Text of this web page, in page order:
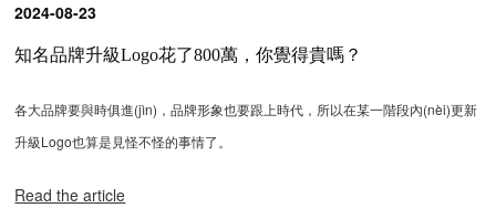
2024-08-23
知名品牌升級Logo花了800萬，你覺得貴嗎？
各大品牌要與時俱進(jìn)，品牌形象也要跟上時代，所以在某一階段內(nèi)更新
升級Logo也算是見怪不怪的事情了。
Read the article